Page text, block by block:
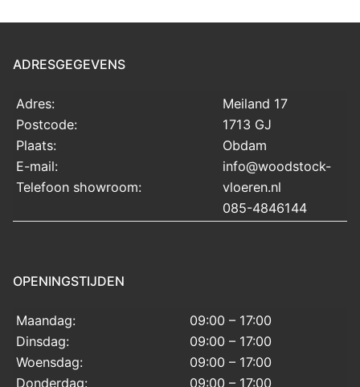
ADRESGEGEVENS
Adres:
Postcode:
Plaats:
E-mail:
Telefoon showroom:
Meiland 17
1713 GJ
Obdam
info@woodstock-
vloeren.nl
085-4846144
OPENINGSTIJDEN
Maandag:
Dinsdag:
Woensdag:
Donderdag:
09:00 – 17:00
09:00 – 17:00
09:00 – 17:00
09:00 – 17:00